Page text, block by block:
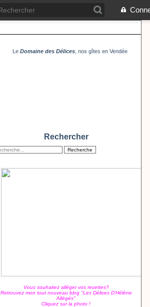
Le Domaine des Délices, nos gîtes en Vendée
Rechercher
Vous souhaitez alléger vos recettes?
Retrouvez mon tout nouveau blog "Les Délices D'Hélène
Allégés"
Cliquez sur la photo !